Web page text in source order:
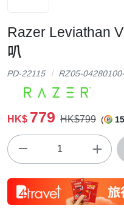
Razer Leviathan
叭
PD-22115 RZ05-
HK$ 779 HK$799 (